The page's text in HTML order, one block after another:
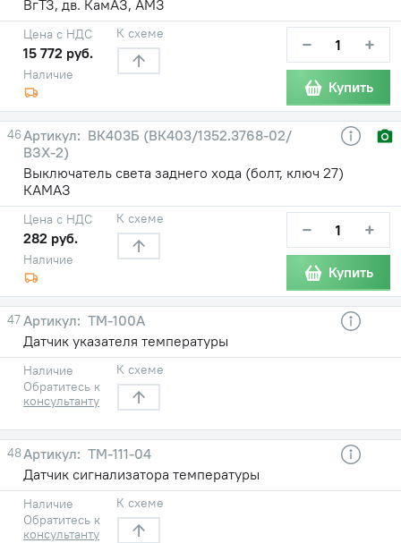
ВгТЗ, дв. КамАЗ, АМЗ
Наличие
Цена с НДС
15 772 руб.
К схеме − +
Купить
46
ВК403Б (ВК403/1352.3768-02/
ВЗХ-2)
Выключатель света заднего хода (болт, ключ 27)
КАМАЗ
Наличие
Цена с НДС
282 руб.
К схеме − +
Купить
47
ТМ-100А
Датчик указателя температуры
Наличие
Обратитесь к
консультанту
К схеме
48
ТМ-111-04
Датчик сигнализатора температуры
Наличие
Обратитесь к
консультанту
К схеме